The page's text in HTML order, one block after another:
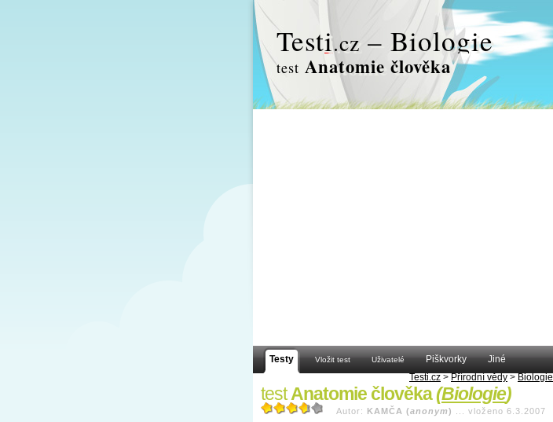
Testi.cz – Biologie
test Anatomie člověka
Testy Vložit test Uživatelé Piškvorky
Jiné
Testi.cz > Přírodní vědy > Biologie
testAnatomie člověka(Biologie)
Autor: KAMČA (anonym) vloženo 6.3.2007